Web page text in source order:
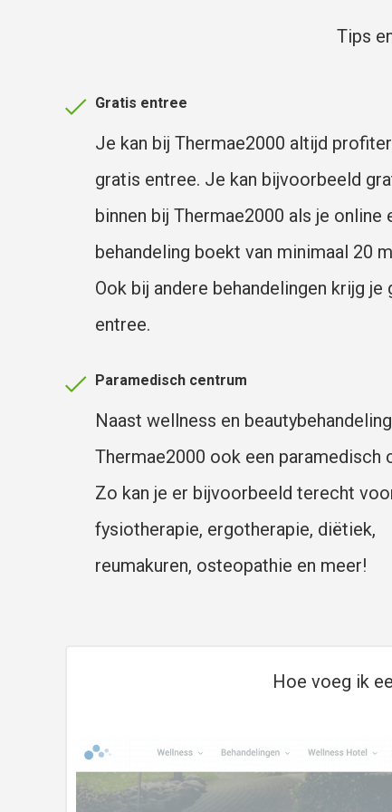
Tips
Gratis entree
Je kan bij Thermae2000 altijd
gratis entree. Je kan bijvoorbeeld
binnen bij Thermae2000 als je online
behandeling boekt van minimaal 20
Ook bij andere behandelingen krijg je
entree.
Paramedisch centrum
Naast wellness en
Thermae2000 ook een paramedisch
Zo kan je er bijvoorbeeld terecht
fysiotherapie, ergotherapie, diëtiek,
reumakuren, osteopathie en meer!
Hoe voeg ik